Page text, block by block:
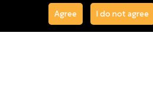
Agree I do not agree